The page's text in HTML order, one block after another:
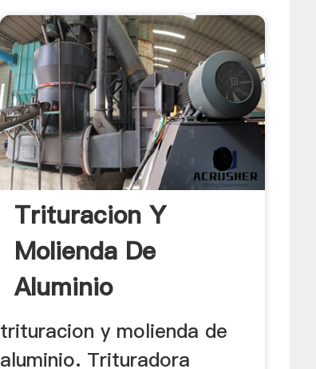
Trituracion Y
Molienda De
Aluminio
trituracion y molienda de
aluminio. Trituradora